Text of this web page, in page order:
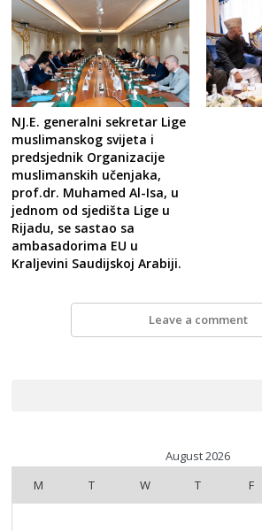
NJ.E. generalni sekretar Lige
muslimanskog svijeta i
predsjednik Organizacije
muslimanskih učenjaka,
prof.dr. Muhamed Al-Isa, u
jednom od sjedišta Lige u
Rijadu, se sastao sa
ambasadorima EU u
Kraljevini Saudijskoj Arabiji.
Leave a comment
August 2026
M
T W T F